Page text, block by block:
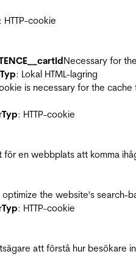
: HTTP-cookie
Necessary for
Typ: Lokal HTML-lagring
is necessary for the
Typ: HTTP-cookie
en webbplats att komma
the website's search-
Typ: HTTP-cookie
att förstå hur besökare